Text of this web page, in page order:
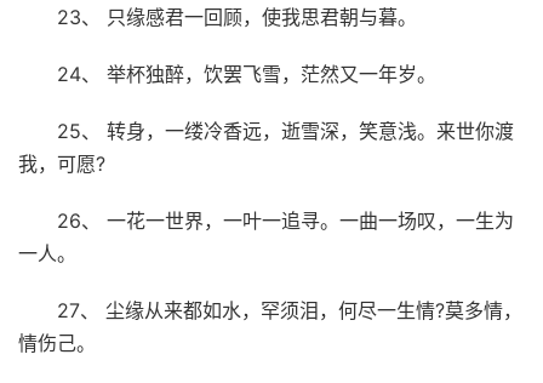
23、 只缘感君一回顾，使我思君朝与暮。
24、 举杯独醉，饮罢飞雪，茫然又一年岁。
25、 转身，一缕冷香远，逝雪深，笑意浅。来世你渡
我，可愿?
26、 一花一世界，一叶一追寻。一曲一场叹，一生为
一人。
27、 尘缘从来都如水，罕须泪，何尽一生情?莫多情，
情伤己。